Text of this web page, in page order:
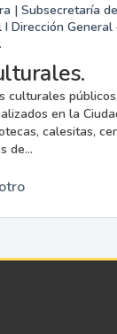
| Subsecretaría
Dirección
culturales
en la
calesitas,
de...
otro